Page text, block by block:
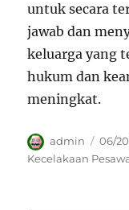
untuk secara
jawab dan
keluarga yang
hukum dan
meningkat.
Author
admin
on
06/
Kecelakaan